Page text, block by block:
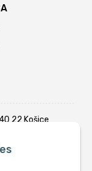
22 Košice